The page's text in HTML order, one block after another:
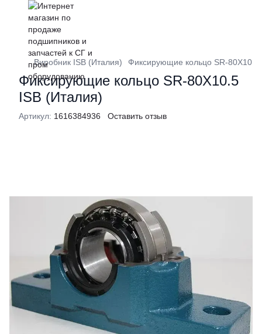
Виробник ISB (Италия) Фиксирующие кольцо SR-80X10.5
Фиксирующие кольцо SR-80X10.5
ISB (Италия)
Артикул: 1616384936 Оставить отзыв